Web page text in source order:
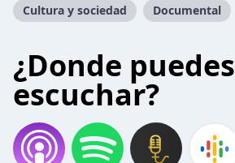
Cultura y sociedad Documental
¿Donde puedes
escuchar?